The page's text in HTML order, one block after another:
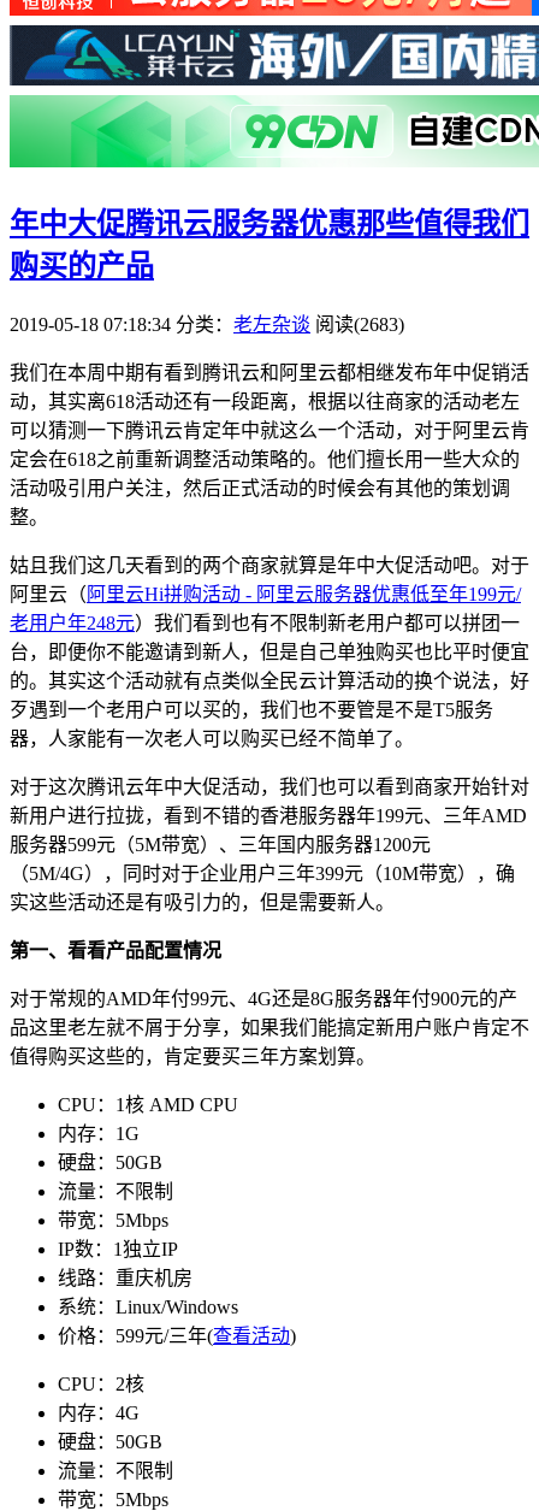
年中大促腾讯云服务器优惠那些值得我们
购买的产品
2019-05-18 07:18:34 分类： 老左杂谈 阅读(2683)
我们在本周中期有看到腾讯云和阿里云都相继发布年中促销活
动，其实离618活动还有一段距离，根据以往商家的活动老左
可以猜测一下腾讯云肯定年中就这么一个活动，对于阿里云肯
定会在618之前重新调整活动策略的。他们擅长用一些大众的
活动吸引用户关注，然后正式活动的时候会有其他的策划调
整。
姑且我们这几天看到的两个商家就算是年中大促活动吧。对于
阿里云（ 阿里云Hi拼购活动 - 阿里云服务器优惠低至年199元/
老用户年248元）我们看到也有不限制新老用户都可以拼团一
台，即便你不能邀请到新人，但是自己单独购买也比平时便宜
的。其实这个活动就有点类似全民云计算活动的换个说法，好
歹遇到一个老用户可以买的，我们也不要管是不是T5服务
器，人家能有一次老人可以购买已经不简单了。
对于这次腾讯云年中大促活动，我们也可以看到商家开始针对
新用户进行拉拢，看到不错的香港服务器年199元、三年AMD
服务器599元（5M带宽）、三年国内服务器1200元
（5M/4G），同时对于企业用户三年399元（10M带宽），确
实这些活动还是有吸引力的，但是需要新人。
第一、看看产品配置情况
对于常规的AMD年付99元、4G还是8G服务器年付900元的产
品这里老左就不屑于分享，如果我们能搞定新用户账户肯定不
值得购买这些的，肯定要买三年方案划算。
CPU：1核 AMD CPU
内存：1G
硬盘：50GB
流量：不限制
带宽：5Mbps
IP数：1独立IP
线路：重庆机房
系统：Linux/Windows
价格：599元/三年(查看活动)
CPU：2核
内存：4G
硬盘：50GB
流量：不限制
带宽：5Mbps